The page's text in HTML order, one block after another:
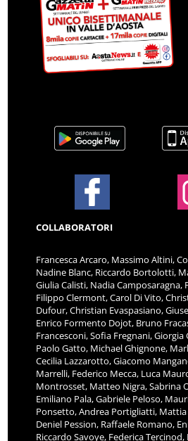
COLLABORATORI
Francesca Arcaro, Massimo Altini,
Nadine Blanc, Riccardo Bortolotti,
Giulia Calisti, Nadia Camposaragna,
Filippo Clermont, Carol Di Vito,
Dufour, Christian Evaspasiano,
Enrico Formento Dojot, Bruno
Francesconi, Sofia Fregnani, Giorgia
Paolo Gatto, Michael Ghignone,
Cecilia Lazzarotto, Giacomo
Marrelli, Federico Mecca, Luca
Montrosset, Matteo Nigra, Sabrina
Emiliano Pala, Gabriele Peloso,
Ponsetto, Andrea Portigliatti,
Deniel Pession, Raffaele Romano,
Riccardo Savoye, Federica Tercinod,